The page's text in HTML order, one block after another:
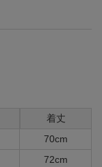
着丈
70cm
72cm